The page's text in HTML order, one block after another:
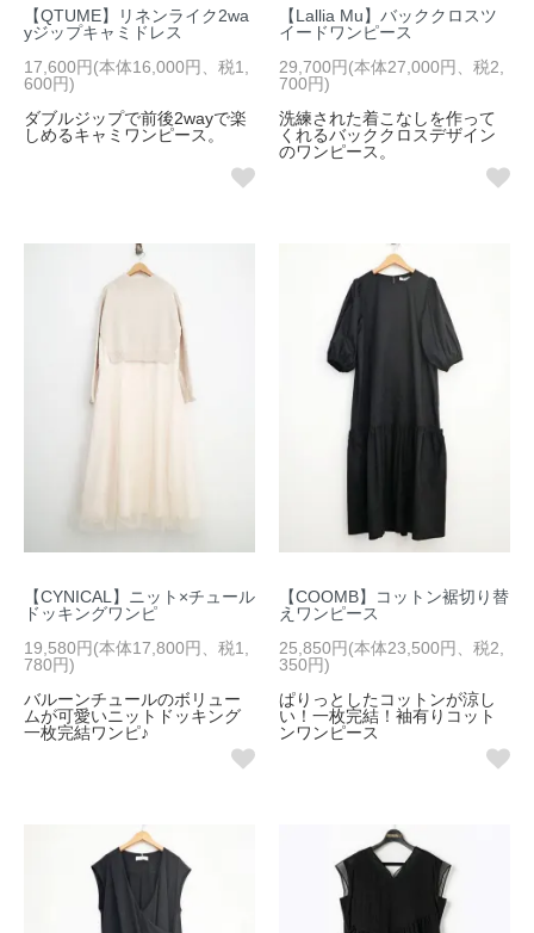
【QTUME】リネンライク2wa
yジップキャミドレス
17,600円(本体16,000円、税1,
600円)
ダブルジップで前後2wayで楽
しめるキャミワンピース。
【Lallia Mu】バッククロスツ
イードワンピース
29,700円(本体27,000円、税2,
700円)
洗練された着こなしを作って
くれるバッククロスデザイン
のワンピース。
【CYNICAL】ニット×チュール
ドッキングワンピ
19,580円(本体17,800円、税1,
780円)
バルーンチュールのボリュー
ムが可愛いニットドッキング
一枚完結ワンピ♪
【COOMB】コットン裾切り替
えワンピース
25,850円(本体23,500円、税2,
350円)
ぱりっとしたコットンが涼し
い！一枚完結！袖有りコット
ンワンピース